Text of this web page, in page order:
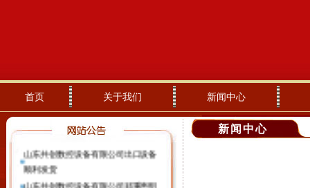
首页 关于我们 新闻中心
山东共创数控设备有限公司出口设备
顺利发货
山东共创数控设备有限公司郑重声明
新闻中心